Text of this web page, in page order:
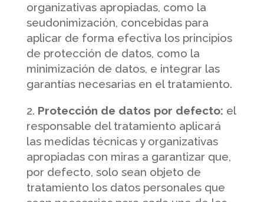
organizativas apropiadas, como la
seudonimización, concebidas para
aplicar de forma efectiva los principios
de protección de datos, como la
minimización de datos, e integrar las
garantías necesarias en el tratamiento.
Protección de datos por defecto: el
responsable del tratamiento aplicará
las medidas técnicas y organizativas
apropiadas con miras a garantizar que,
por defecto, solo sean objeto de
tratamiento los datos personales que